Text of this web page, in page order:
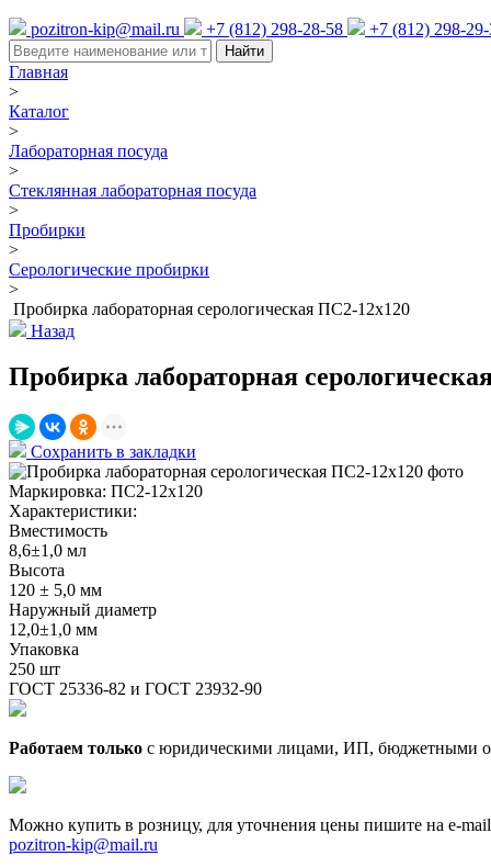
pozitron-kip@mail.ru +7 (812) 298-28-58 +7 (812) 298-
Найти
Главная
>
Каталог
>
Лабораторная посуда
>
Стеклянная лабораторная посуда
>
Пробирки
>
Серологические пробирки
>
Пробирка лабораторная серологическая ПС2-12х120
Назад
Пробирка лабораторная
Сохранить в закладки
Маркировка: ПС2-12х120
Характеристики:
Вместимость
8,6±1,0 мл
Высота
120 ± 5,0 мм
Наружный диаметр
12,0±1,0 мм
Упаковка
250 шт
ГОСТ 25336-82 и ГОСТ 23932-90
Работаем только с юридическими лицами, ИП, бюджетными
Можно купить в розницу, для уточнения цены пишите на e-mail
pozitron-kip@mail.ru